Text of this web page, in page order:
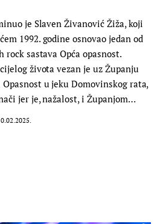
je Slaven Živanović Žiža, koji
1992. godine osnovao jedan od
sastava Opća opasnost.
života vezan je uz Županju
Opasnost u jeku Domovinskog rata,
jer je, nažalost, i Županjom…